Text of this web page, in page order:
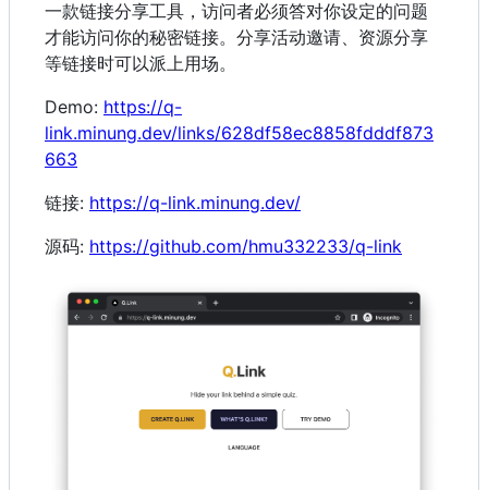
一款链接分享工具，访问者必须答对你设定的问题
才能访问你的秘密链接。分享活动邀请、资源分享
等链接时可以派上用场。
Demo: https://q-
link.minung.dev/links/628df58ec8858fdddf873
663
链接: https://q-link.minung.dev/
源码: https://github.com/hmu332233/q-link